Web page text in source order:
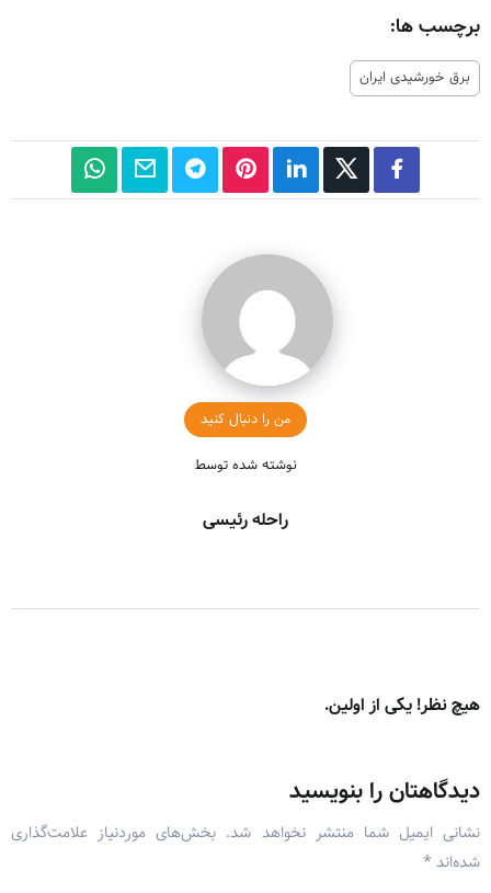
برچسب ها:
برق خورشیدی ایران
من را دنبال کنید
نوشته شده توسط
راحله رئیسی
هیچ نظر! یکی از اولین.
دیدگاهتان را بنویسید
نشانی ایمیل شما منتشر نخواهد شد. بخش‌های موردنیاز علامت‌گذاری
شده‌اند *